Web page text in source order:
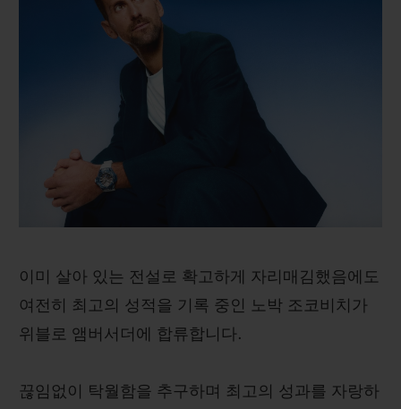
이미 살아 있는 전설로 확고하게 자리매김했음에도
여전히 최고의 성적을 기록 중인 노박 조코비치가
위블로 앰버서더에 합류합니다.
끊임없이 탁월함을 추구하며 최고의 성과를 자랑하
5+5 워런티
휴블로티스타 및 연장 보증
무료 배송 & 반품
안전한 결제